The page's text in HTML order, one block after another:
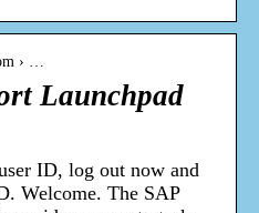
› …
Launchpad
ID, log out now and
Welcome. The SAP